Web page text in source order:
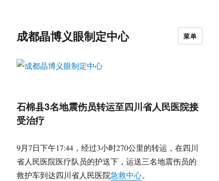
成都晶博义眼制定中心 菜单
石棉县3名地震伤员转运至四川省人民医院接
受治疗
9月7日下午17:44，经过3小时270公里的转运，在四川
省人民医院医疗队员的护送下，运送三名地震伤员的
救护车到达四川省人民医院急救中心。